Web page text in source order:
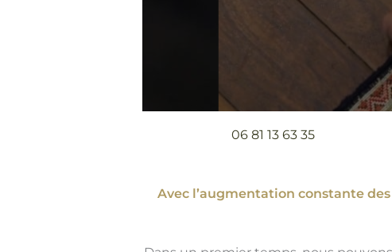
06 81 13 63 35
Avec l’augmentation constante